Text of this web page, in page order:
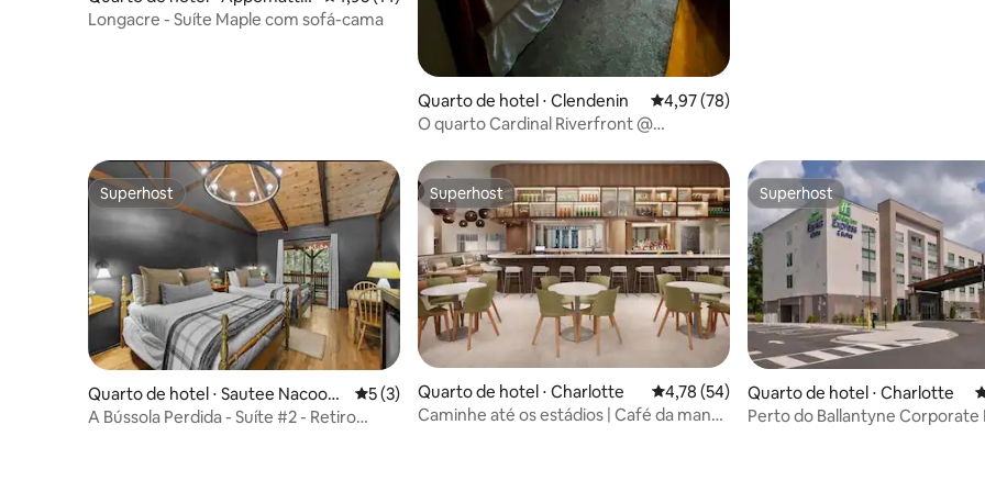
xLongacre - Suíte Maple com sofá-cama
Quarto de hotel ⋅ Clendenin 4,97 de uma avaliação média de 5, 78
4,97 (78)
O quarto Cardinal Riverfront @
Superhost
Superhost
Quarto de hotel ⋅ Sautee Nacooch
ee
5 de uma avaliação média de 5, 3 avaliações
5 (3)
A Bússola Perdida - Suíte #2 - Retiro
Superhost
Superhost
Quarto de hotel ⋅ Charlotte 4,78 de uma avaliação média de 5, 54
4,78 (54)
Caminhe até os estádios | Café da manhã
Superhost
Superhost
Quarto de hotel ⋅ Charlotte
Perto do Ballantyne Corporate